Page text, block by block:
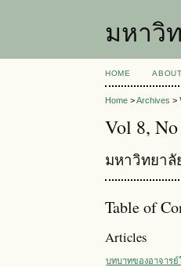
มหาวิ
HOME ABOUT
Home >Archives >
Vol 8,
มหาวิทยา
Table of
Articles
บทบาทของอาจาร